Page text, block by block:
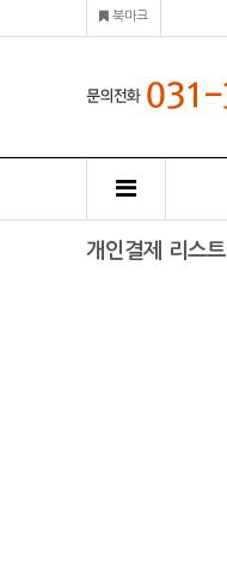
북마크
개인결제 리스트